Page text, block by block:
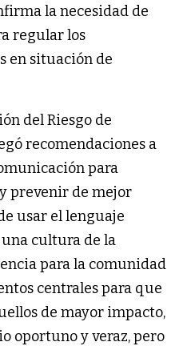
la necesidad de
regular los
en situación de
del Riesgo de
recomendaciones a
para
prevenir de mejor
usar el lenguaje
cultura de la
para la comunidad
centrales para que
de mayor impacto,
oportuno y veraz, pero